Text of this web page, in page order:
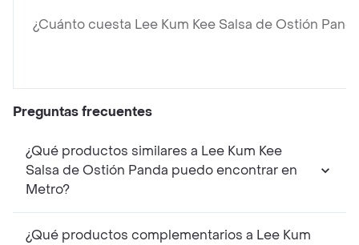
¿Cuánto cuesta Lee Kum Kee Salsa de Ostión
Preguntas frecuentes
¿Qué productos similares a Lee Kum Kee
Salsa de Ostión Panda puedo encontrar en
Metro?
¿Qué productos complementarios a Lee Kum